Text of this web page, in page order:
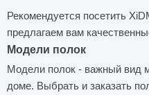
Рекомендуется посетить
предлагаем вам
Модели полок
Модели полок - важный вид
доме. Выбрать и заказать